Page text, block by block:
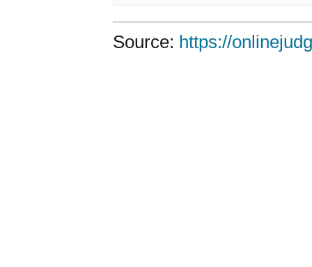
Source: https://